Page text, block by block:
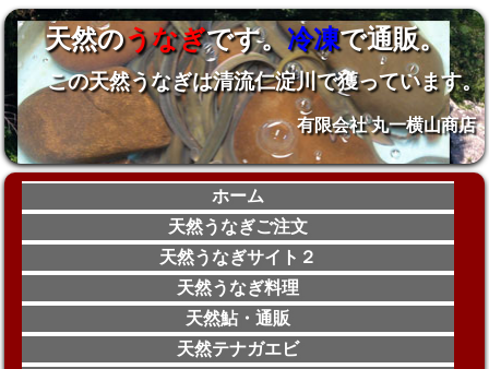
天然のうなぎです。冷凍で通販。
この天然うなぎは清流仁淀川で獲っています。
有限会社 丸一横山商店
ホーム
天然うなぎご注文
天然うなぎサイト２
天然うなぎ料理
天然鮎・通販
天然テナガエビ